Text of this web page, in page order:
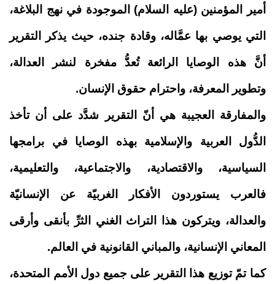
أمير المؤمنين (عليه السلام) الموجودة في نهج البلاغة،
التي يوصي بها عمَّاله، وقادة جنده، حيث يذكر التقرير
أنَّ هذه الوصايا الرائعة تُعدُّ مفخرة لنشر العدالة،
وتطوير المعرفة، واحترام حقوق الإنسان.
والمفارقة العجيبة هي أنّ التقرير شدَّد على أن تأخذ
الدُّول العربية والإسلامية بهذه الوصايا في برامجها
السياسية، والاقتصادية، والاجتماعية، والتعليمية،
فالعرب يستوردون الأفكار الغربيّة عن الإنسانيّة
والعدالة، ويتركون هذا التراث الغني الثرِّ بأنقى وأرقى
المعاني الإنسانية، والمباني القانونية في العالم.
كما تمّ توزيع هذا التقرير على جميع دول الأمم المتحدة،